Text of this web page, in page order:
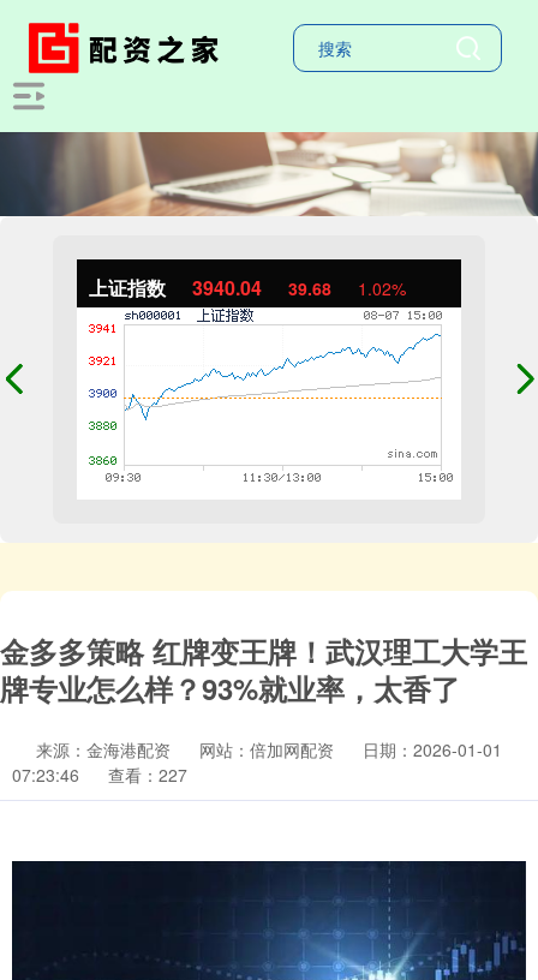
上证指数 3940.04 39.68 1.02%
金多多策略 红牌变王牌！武汉理工大学王
牌专业怎么样？93%就业率，太香了
来源：金海港配资 网站：倍加网配资
日期：2026-01-01
07:23:46
查看：227